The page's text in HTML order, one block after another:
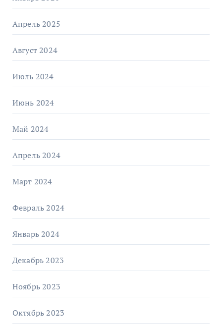
Апрель 2025
Август 2024
Июль 2024
Июнь 2024
Май 2024
Апрель 2024
Март 2024
Февраль 2024
Январь 2024
Декабрь 2023
Ноябрь 2023
Октябрь 2023